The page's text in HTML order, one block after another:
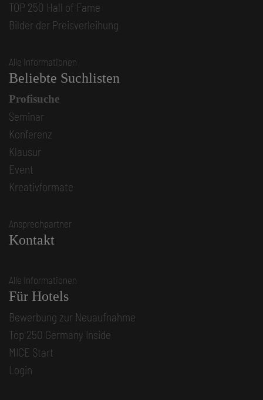
TOP 250 Hall of Fame
Bilder der Preisverleihung
Alle Informationen
Beliebte Suchlisten
Profisuche
Seminar
Konferenz
Klausur
Event
Kreativformate
Ansprechpartner
Kontakt
Alle Informationen
Für Hotels
Bewerbung zur Neuaufnahme
Top 250 Germany Inside
MICE Start
Login